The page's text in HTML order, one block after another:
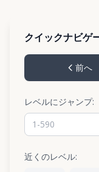
クイックナビゲ
前へ
レベルにジャンプ:
近くのレベル: